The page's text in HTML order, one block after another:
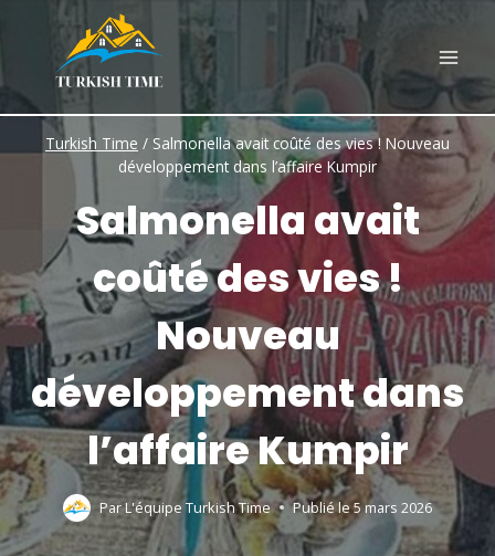
content
Turkish Time / Salmonella avait coûté des vies ! Nouveau
développement dans l’affaire Kumpir
Salmonella avait
coûté des vies !
Nouveau
développement dans
l’affaire Kumpir
ParL'équipe Turkish Time Publié le5 mars 2026